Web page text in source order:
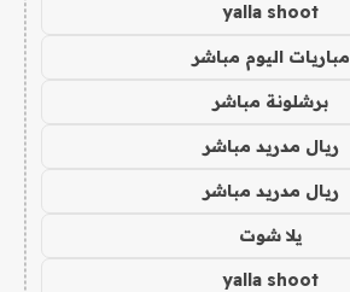
yalla shoot
مباريات اليوم مباشر
برشلونة مباشر
ريال مدريد مباشر
ريال مدريد مباشر
يلا شوت
yalla shoot